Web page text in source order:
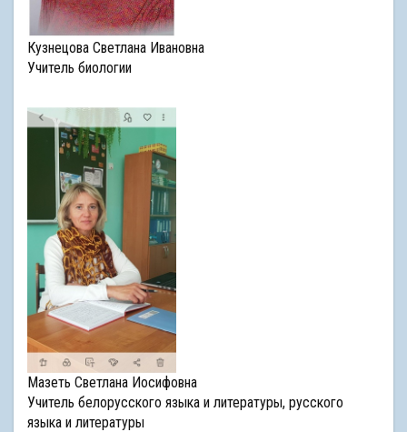
Кузнецова Светлана Ивановна
Учитель биологии
Мазеть Светлана Иосифовна
Учитель белорусского языка и литературы, русского
языка и литературы